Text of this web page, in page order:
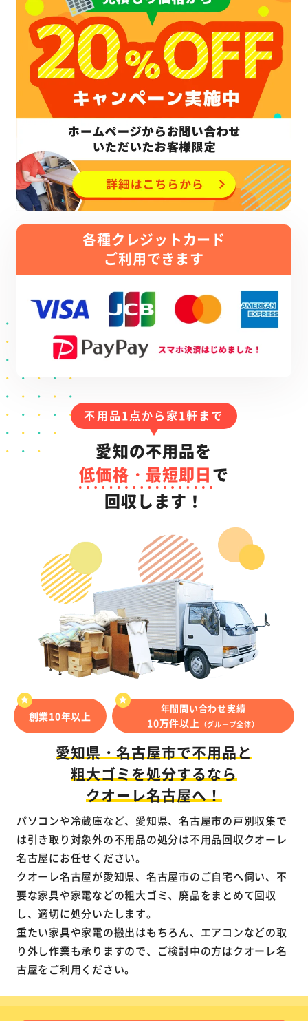
各種クレジットカード
ご利用できます
不用品1点から家1軒まで
愛知の不用品を
低価格・最短即日で
回収します！
創業10年以上
年間問い合わせ実績
10万件以上 （グループ全体）
愛知県・名古屋市で不用品と
粗大ゴミを処分するなら
クオーレ名古屋へ！
パソコンや冷蔵庫など、愛知県、名古屋市の戸別収集で
は引き取り対象外の不用品の処分は不用品回収クオーレ
名古屋にお任せください。
クオーレ名古屋が愛知県、名古屋市のご自宅へ伺い、不
要な家具や家電などの粗大ゴミ、廃品をまとめて回収
し、適切に処分いたします。
重たい家具や家電の搬出はもちろん、エアコンなどの取
り外し作業も承りますので、ご検討中の方はクオーレ名
古屋をご利用ください。